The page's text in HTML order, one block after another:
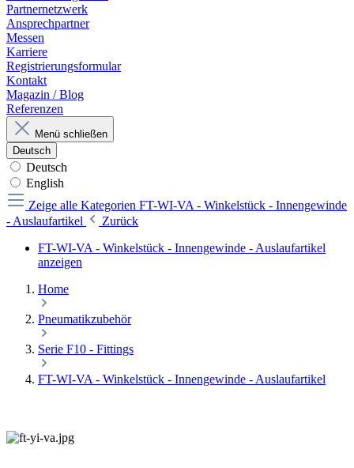
Partnernetzwerk
Ansprechpartner
Messen
Karriere
Registrierungsformular
Kontakt
Magazin / Blog
Referenzen
Menü schließen
Deutsch
Deutsch
English
Zeige alle Kategorien FT-WI-VA - Winkelstück - Innengewinde
- Auslaufartikel
Zurück
FT-WI-VA - Winkelstück - Innengewinde - Auslaufartikel
anzeigen
Home
Pneumatikzubehör
Serie F10 - Fittings
FT-WI-VA - Winkelstück - Innengewinde - Auslaufartikel